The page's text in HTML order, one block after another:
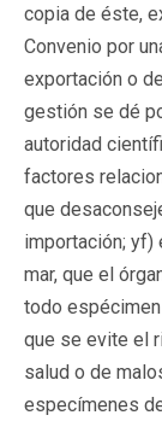
copia de éste,
Convenio por
exportación o
gestión se dé
autoridad
factores
que
importación; yf)
mar, que el
todo
que se evite el
salud o de
especímenes